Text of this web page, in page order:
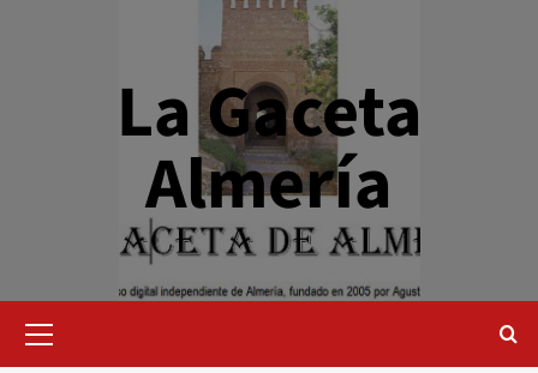
La Gaceta
Almería
primario